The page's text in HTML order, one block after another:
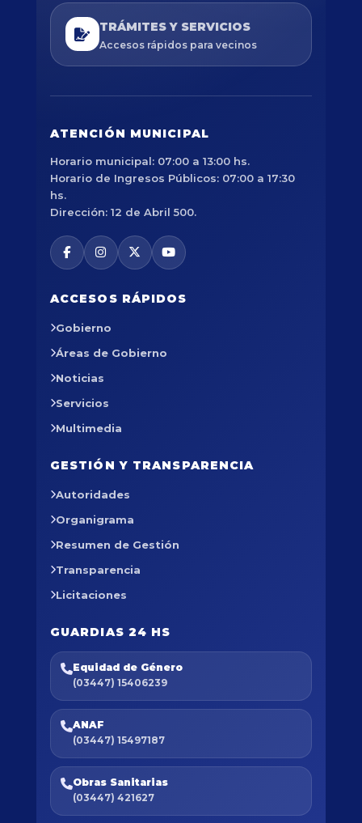
TRÁMITES Y SERVICIOS
Accesos rápidos para vecinos
ATENCIÓN MUNICIPAL
Horario municipal: 07:00 a 13:00 hs.
Horario de Ingresos Públicos: 07:00 a 17:30
hs.
Dirección: 12 de Abril 500.
ACCESOS RÁPIDOS
Gobierno
Áreas de Gobierno
Noticias
Servicios
Multimedia
GESTIÓN Y TRANSPARENCIA
Autoridades
Organigrama
Resumen de Gestión
Transparencia
Licitaciones
GUARDIAS 24 HS
Equidad de Género
(03447) 15406239
ANAF
(03447) 15497187
Obras Sanitarias
(03447) 421627